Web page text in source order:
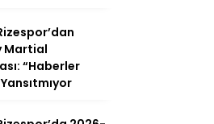
Martial
“Haberler